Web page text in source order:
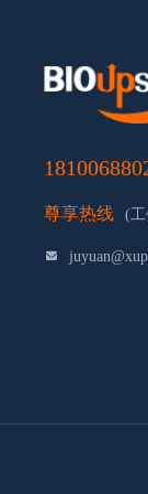
尊享热线 (工